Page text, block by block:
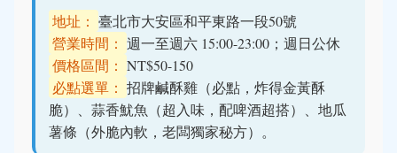
地址： 臺北市大安區和平東路一段50號
營業時間： 週一至週六 15:00-23:00；週日公休
價格區間： NT$50-150
必點選單： 招牌鹹酥雞（必點，炸得金黃酥
脆）、蒜香魷魚（超入味，配啤酒超搭）、地瓜
薯條（外脆內軟，老闆獨家秘方）。